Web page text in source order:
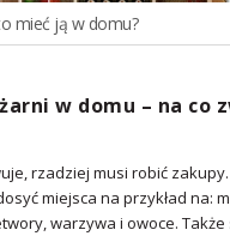
mieć ją w domu?
w domu – na co
rzadziej musi robić
miejsca na przykład na:
warzywa i owoce.